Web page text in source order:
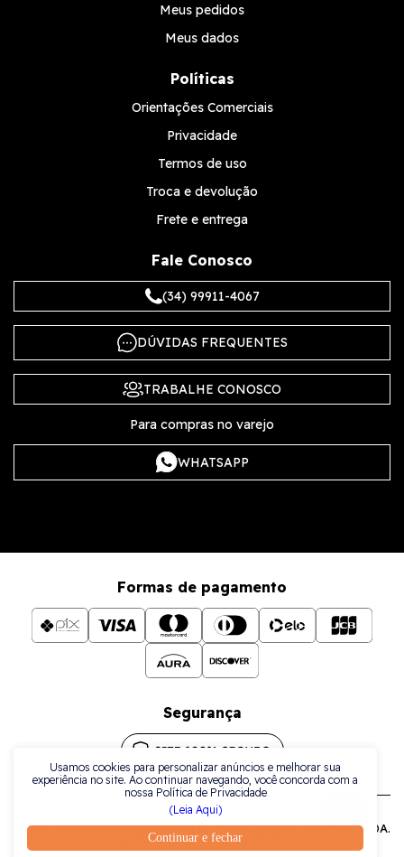
Continuar e fechar
Usamos cookies para personalizar anúncios e melhorar sua
experiência no site. Ao continuar navegando, você concorda com a
nossa Política de Privacidade
(Leia Aqui)
Meus pedidos
Meus dados
Políticas
Orientações Comerciais
Privacidade
Termos de uso
Troca e devolução
Frete e entrega
Fale Conosco
(34) 99911-4067
DÚVIDAS FREQUENTES
TRABALHE CONOSCO
Para compras no varejo
WHATSAPP
Formas de pagamento
Segurança
Todos os direitos reservados a La Plata Comércio de Joias LTDA.
| CNPJ: 38.079.925/0001-42